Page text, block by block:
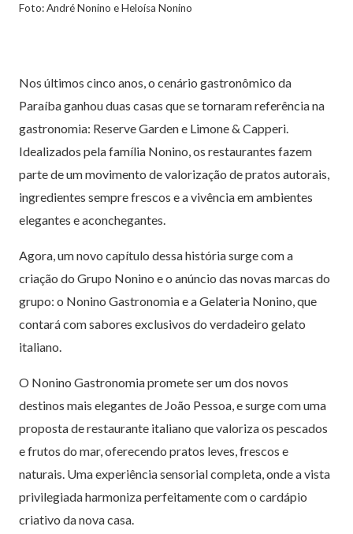
Foto: André Nonino e Heloísa Nonino
Nos últimos cinco anos, o cenário gastronômico da
Paraíba ganhou duas casas que se tornaram referência na
gastronomia: Reserve Garden e Limone & Capperi.
Idealizados pela família Nonino, os restaurantes fazem
parte de um movimento de valorização de pratos autorais,
ingredientes sempre frescos e a vivência em ambientes
elegantes e aconchegantes.
Agora, um novo capítulo dessa história surge com a
criação do Grupo Nonino e o anúncio das novas marcas do
grupo: o Nonino Gastronomia e a Gelateria Nonino, que
contará com sabores exclusivos do verdadeiro gelato
italiano.
O Nonino Gastronomia promete ser um dos novos
destinos mais elegantes de João Pessoa, e surge com uma
proposta de restaurante italiano que valoriza os pescados
e frutos do mar, oferecendo pratos leves, frescos e
naturais. Uma experiência sensorial completa, onde a vista
privilegiada harmoniza perfeitamente com o cardápio
criativo da nova casa.